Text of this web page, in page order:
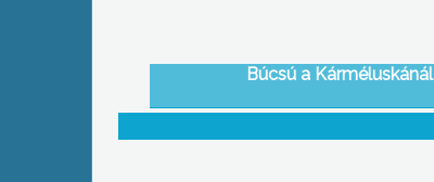
Búcsú a Kárméluskánál